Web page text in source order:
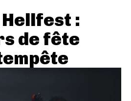
Hellfest :
de fête